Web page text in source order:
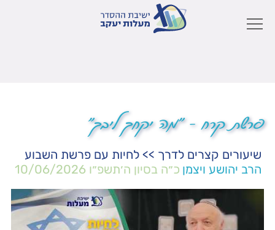
פרשת קרח – "מה יקחך ליבך"
שיעורים קצרים לדרך >> לחיות עם פרשת השבוע
הרב יהושע ויצמן כ״ה בסיון ה׳תשפ״ו 10/06/2026